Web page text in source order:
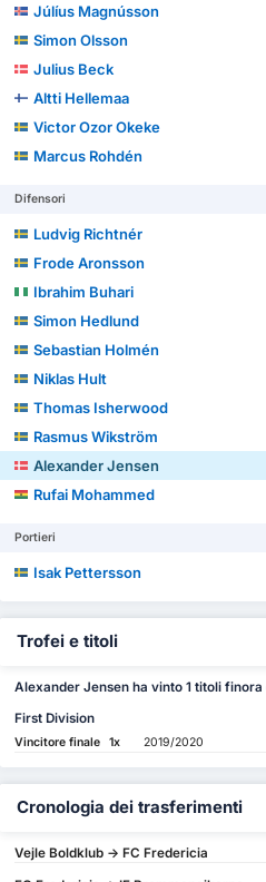
Júlíus Magnússon
Simon Olsson
Julius Beck
Altti Hellemaa
Victor Ozor Okeke
Marcus Rohdén
Difensori
Ludvig Richtnér
Frode Aronsson
Ibrahim Buhari
Simon Hedlund
Sebastian Holmén
Niklas Hult
Thomas Isherwood
Rasmus Wikström
Alexander Jensen
Rufai Mohammed
Portieri
Isak Pettersson
Trofei e titoli
Alexander Jensen ha vinto 1 titoli
First Division
Vincitore finale 1x 2019/2020
Cronologia dei trasferimenti
Vejle Boldklub -> FC Fredericia